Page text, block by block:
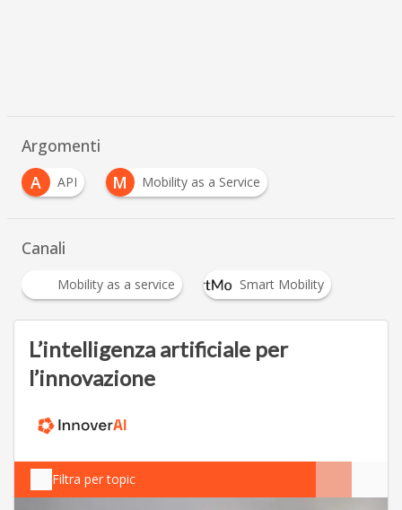
Argomenti
A
API M Mobility as a Service
Canali
Mobility as a service Smart Mobility
L’intelligenza artificiale per
l’innovazione
Filtra per topic